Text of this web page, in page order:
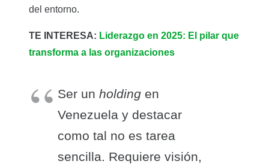
del entorno.
TE INTERESA: Liderazgo en 2025: El pilar que
transforma a las organizaciones
Ser un holding en
Venezuela y destacar
como tal no es tarea
sencilla. Requiere visión,